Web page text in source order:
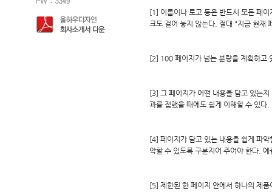
[1] 이름이나 로고 등은 반드시 모든 페
크도 걸어 놓지 않는다. 절대 "지금 현재
[2] 100 페이지가 넘는 분량을 계획하고
[3] 그 페이지가 어떤 내용을 담고 있는
과를 접했을 때에도 쉽게 이해할 수 있다.
[4] 페이지가 담고 있는 내용을 쉽게 파
악할 수 있도록 구분지어 주어야 한다.
[5] 제한된 한 페이지 안에서 하나의 제